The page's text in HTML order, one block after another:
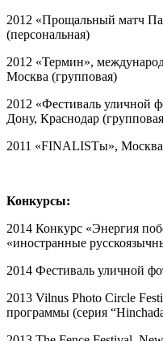
2012 «Прощальный матч
(персональная)
2012 «Термин»,
Москва (групповая)
2012 «Фестиваль уличной
Дону, Краснодар
2011 «FINALISTы»,
Конкурсы:
2014 Конкурс «Энергия
«иностранные
2014 Фестиваль уличной
2013 Vilnus Photo Circle
программы (серия